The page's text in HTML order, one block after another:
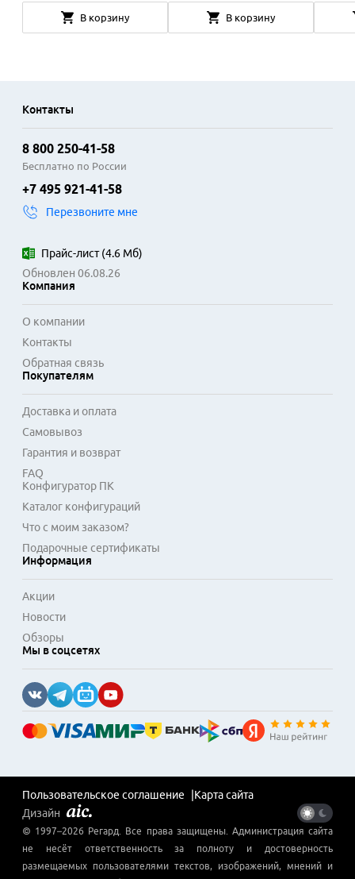
В корзину В корзину
Контакты
8 800 250-41-58
Бесплатно по России
+7 495 921-41-58
Перезвоните мне
Прайс-лист(4.6 Мб)
Обновлен 06.08.26
Компания
О компании
Контакты
Обратная связь
Покупателям
Доставка и оплата
Самовывоз
Гарантия и возврат
FAQ
Конфигуратор ПК
Каталог конфигураций
Что с моим заказом?
Подарочные сертификаты
Информация
Акции
Новости
Обзоры
Мы в соцсетях
Пользовательское соглашение
Карта сайта
Дизайн
© 1997–2026 Регард . Все права защищены. Администрация сайта
не несёт ответственность за полноту и достоверность
размещаемых пользователями текстов, изображений, мнений и